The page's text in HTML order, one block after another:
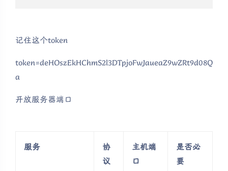
记住这个token
token=deHOszEkHChmS2l3DTpjoFwJaueaZ9wZRt9d08Q
a
开放服务器端口
服务
协
议
主机端
口
是否必
要